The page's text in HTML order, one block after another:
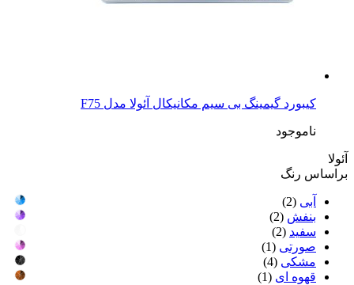
کیبورد گیمینگ بی سیم مکانیکال آئولا مدل F75
ناموجود
آئولا
براساس رنگ
آبی (2)
بنفش (2)
سفید (2)
صورتی (1)
مشکی (4)
قهوه ای (1)